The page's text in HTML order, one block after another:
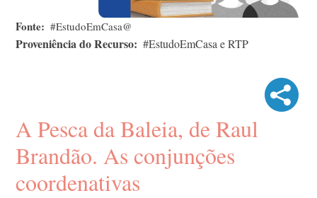
Fonte #EstudoEmCasa@
Proveniência do Recurso #EstudoEmCasa e RTP
A Pesca da Baleia, de Raul
Brandão. As conjunções
coordenativas